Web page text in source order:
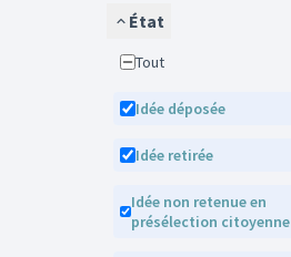
État
Tout
Idée déposée
Idée retirée
Idée non retenue en
présélection citoyenne